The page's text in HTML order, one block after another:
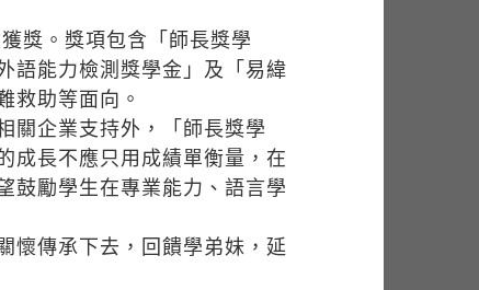
獎。獎項包含「師長獎學
語能力檢測獎學金」及「易緯
救助等面向。
關企業支持外，「師長獎學
成長不應只用成績單衡量，在
鼓勵學生在專業能力、語言學
懷傳承下去，回饋學弟妹，延